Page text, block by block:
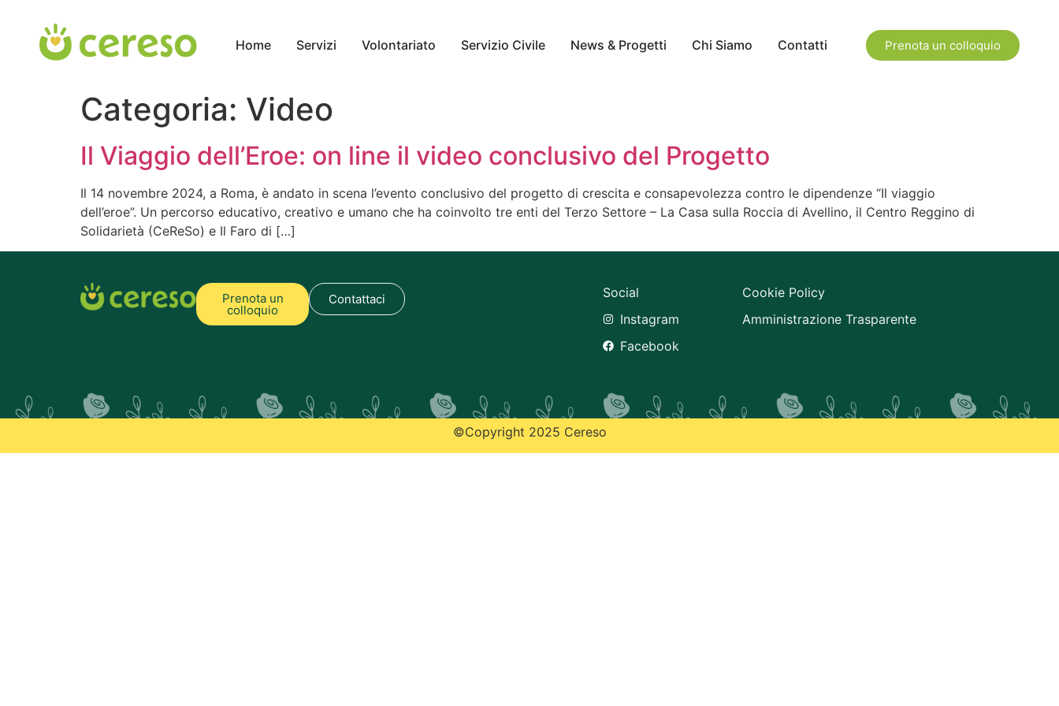
Home Servizi Volontariato Servizio Civile News & Progetti Chi Siamo Contatti Prenota un colloquio
Categoria: Video
Il Viaggio dell’Eroe: on line il video conclusivo del Progetto
Il 14 novembre 2024, a Roma, è andato in scena l’evento conclusivo del progetto di crescita e consapevolezza contro le dipendenze “Il viaggio
dell’eroe”. Un percorso educativo, creativo e umano che ha coinvolto tre enti del Terzo Settore – La Casa sulla Roccia di Avellino, il Centro Reggino di
Solidarietà (CeReSo) e Il Faro di […]
Prenota un
colloquio
Contattaci
Social
Instagram
Facebook
Cookie Policy
Amministrazione Trasparente
©Copyright 2025 Cereso